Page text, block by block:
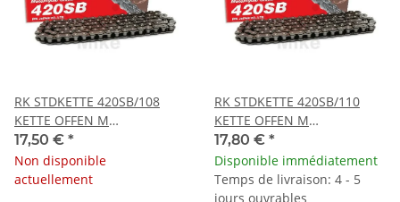
RK STDKETTE 420SB/108
KETTE OFFEN M
CLIPSCHLOSS
17,50 € *
Non disponible
actuellement
RK STDKETTE 420SB/110
KETTE OFFEN M
CLIPSCHLOSS
17,80 € *
Disponible immédiatement
Temps de livraison: 4 - 5
jours ouvrables